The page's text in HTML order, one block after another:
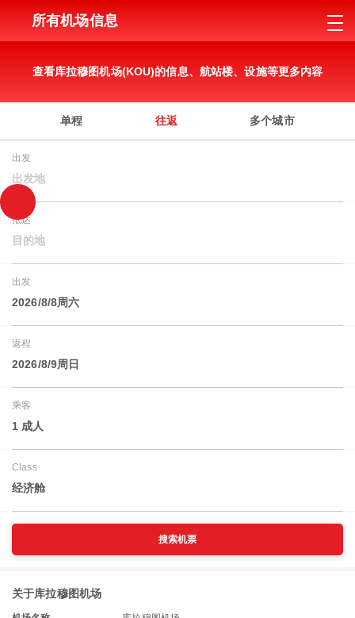
所有机场信息
查看库拉穆图机场(KOU)的信息、航站楼、设施等更多内容
单程 往返 多个城市
出发
出发地
抵达
目的地
出发
2026/8/8周六
返程
2026/8/9周日
乘客
1 成人
Class
经济舱
搜索机票
关于库拉穆图机场